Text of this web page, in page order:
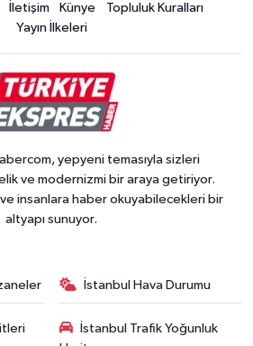
İletişim Künye
Topluluk Kuralları
Yayın İlkeleri
yepyeni temasıyla sizleri
ve modernizmi bir araya getiriyor.
insanlara haber okuyabilecekleri bir
altyapı sunuyor.
İstanbul Hava Durumu
İstanbul Trafik Yoğunluk